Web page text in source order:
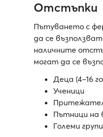
Отстъпки
Пътуването с
да се
наличните
могат да се
Деца (4–16
Ученици
Пътници на
Големи